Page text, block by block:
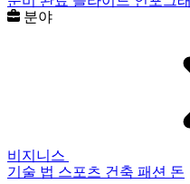
분야
비지니스
기술 법 스포츠 건축 패션 돈